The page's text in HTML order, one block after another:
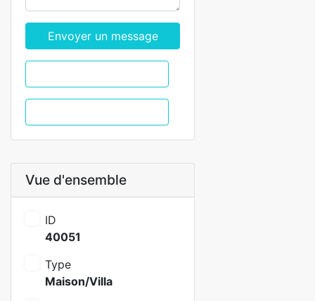
Envoyer un message
Vue d'ensemble
ID
40051
Type
Maison/Villa